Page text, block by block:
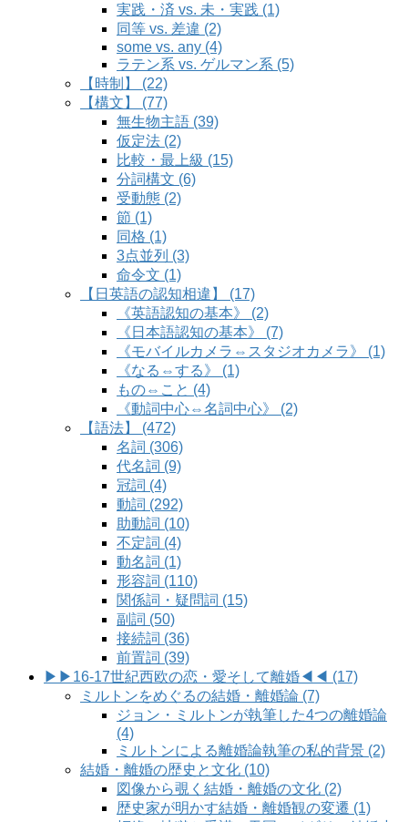
実践・済 vs. 未・実践 (1)
同等 vs. 差違 (2)
some vs. any (4)
ラテン系 vs. ゲルマン系 (5)
【時制】 (22)
【構文】 (77)
無生物主語 (39)
仮定法 (2)
比較・最上級 (15)
分詞構文 (6)
受動態 (2)
節 (1)
同格 (1)
3点並列 (3)
命令文 (1)
【日英語の認知相違】 (17)
《英語認知の基本》 (2)
《日本語認知の基本》 (7)
《モバイルカメラ⇔スタジオカメラ》 (1)
《なる⇔する》 (1)
もの⇔こと (4)
《動詞中心⇔名詞中心》 (2)
【語法】 (472)
名詞 (306)
代名詞 (9)
冠詞 (4)
動詞 (292)
助動詞 (10)
不定詞 (4)
動名詞 (1)
形容詞 (110)
関係詞・疑問詞 (15)
副詞 (50)
接続詞 (36)
前置詞 (39)
▶▶16-17世紀西欧の恋・愛そして離婚◀◀ (17)
ミルトンをめぐるの結婚・離婚論 (7)
ジョン・ミルトンが執筆した4つの離婚論
(4)
ミルトンによる離婚論執筆の私的背景 (2)
結婚・離婚の歴史と文化 (10)
図像から覗く結婚・離婚の文化 (2)
歴史家が明かす結婚・離婚観の変遷 (1)